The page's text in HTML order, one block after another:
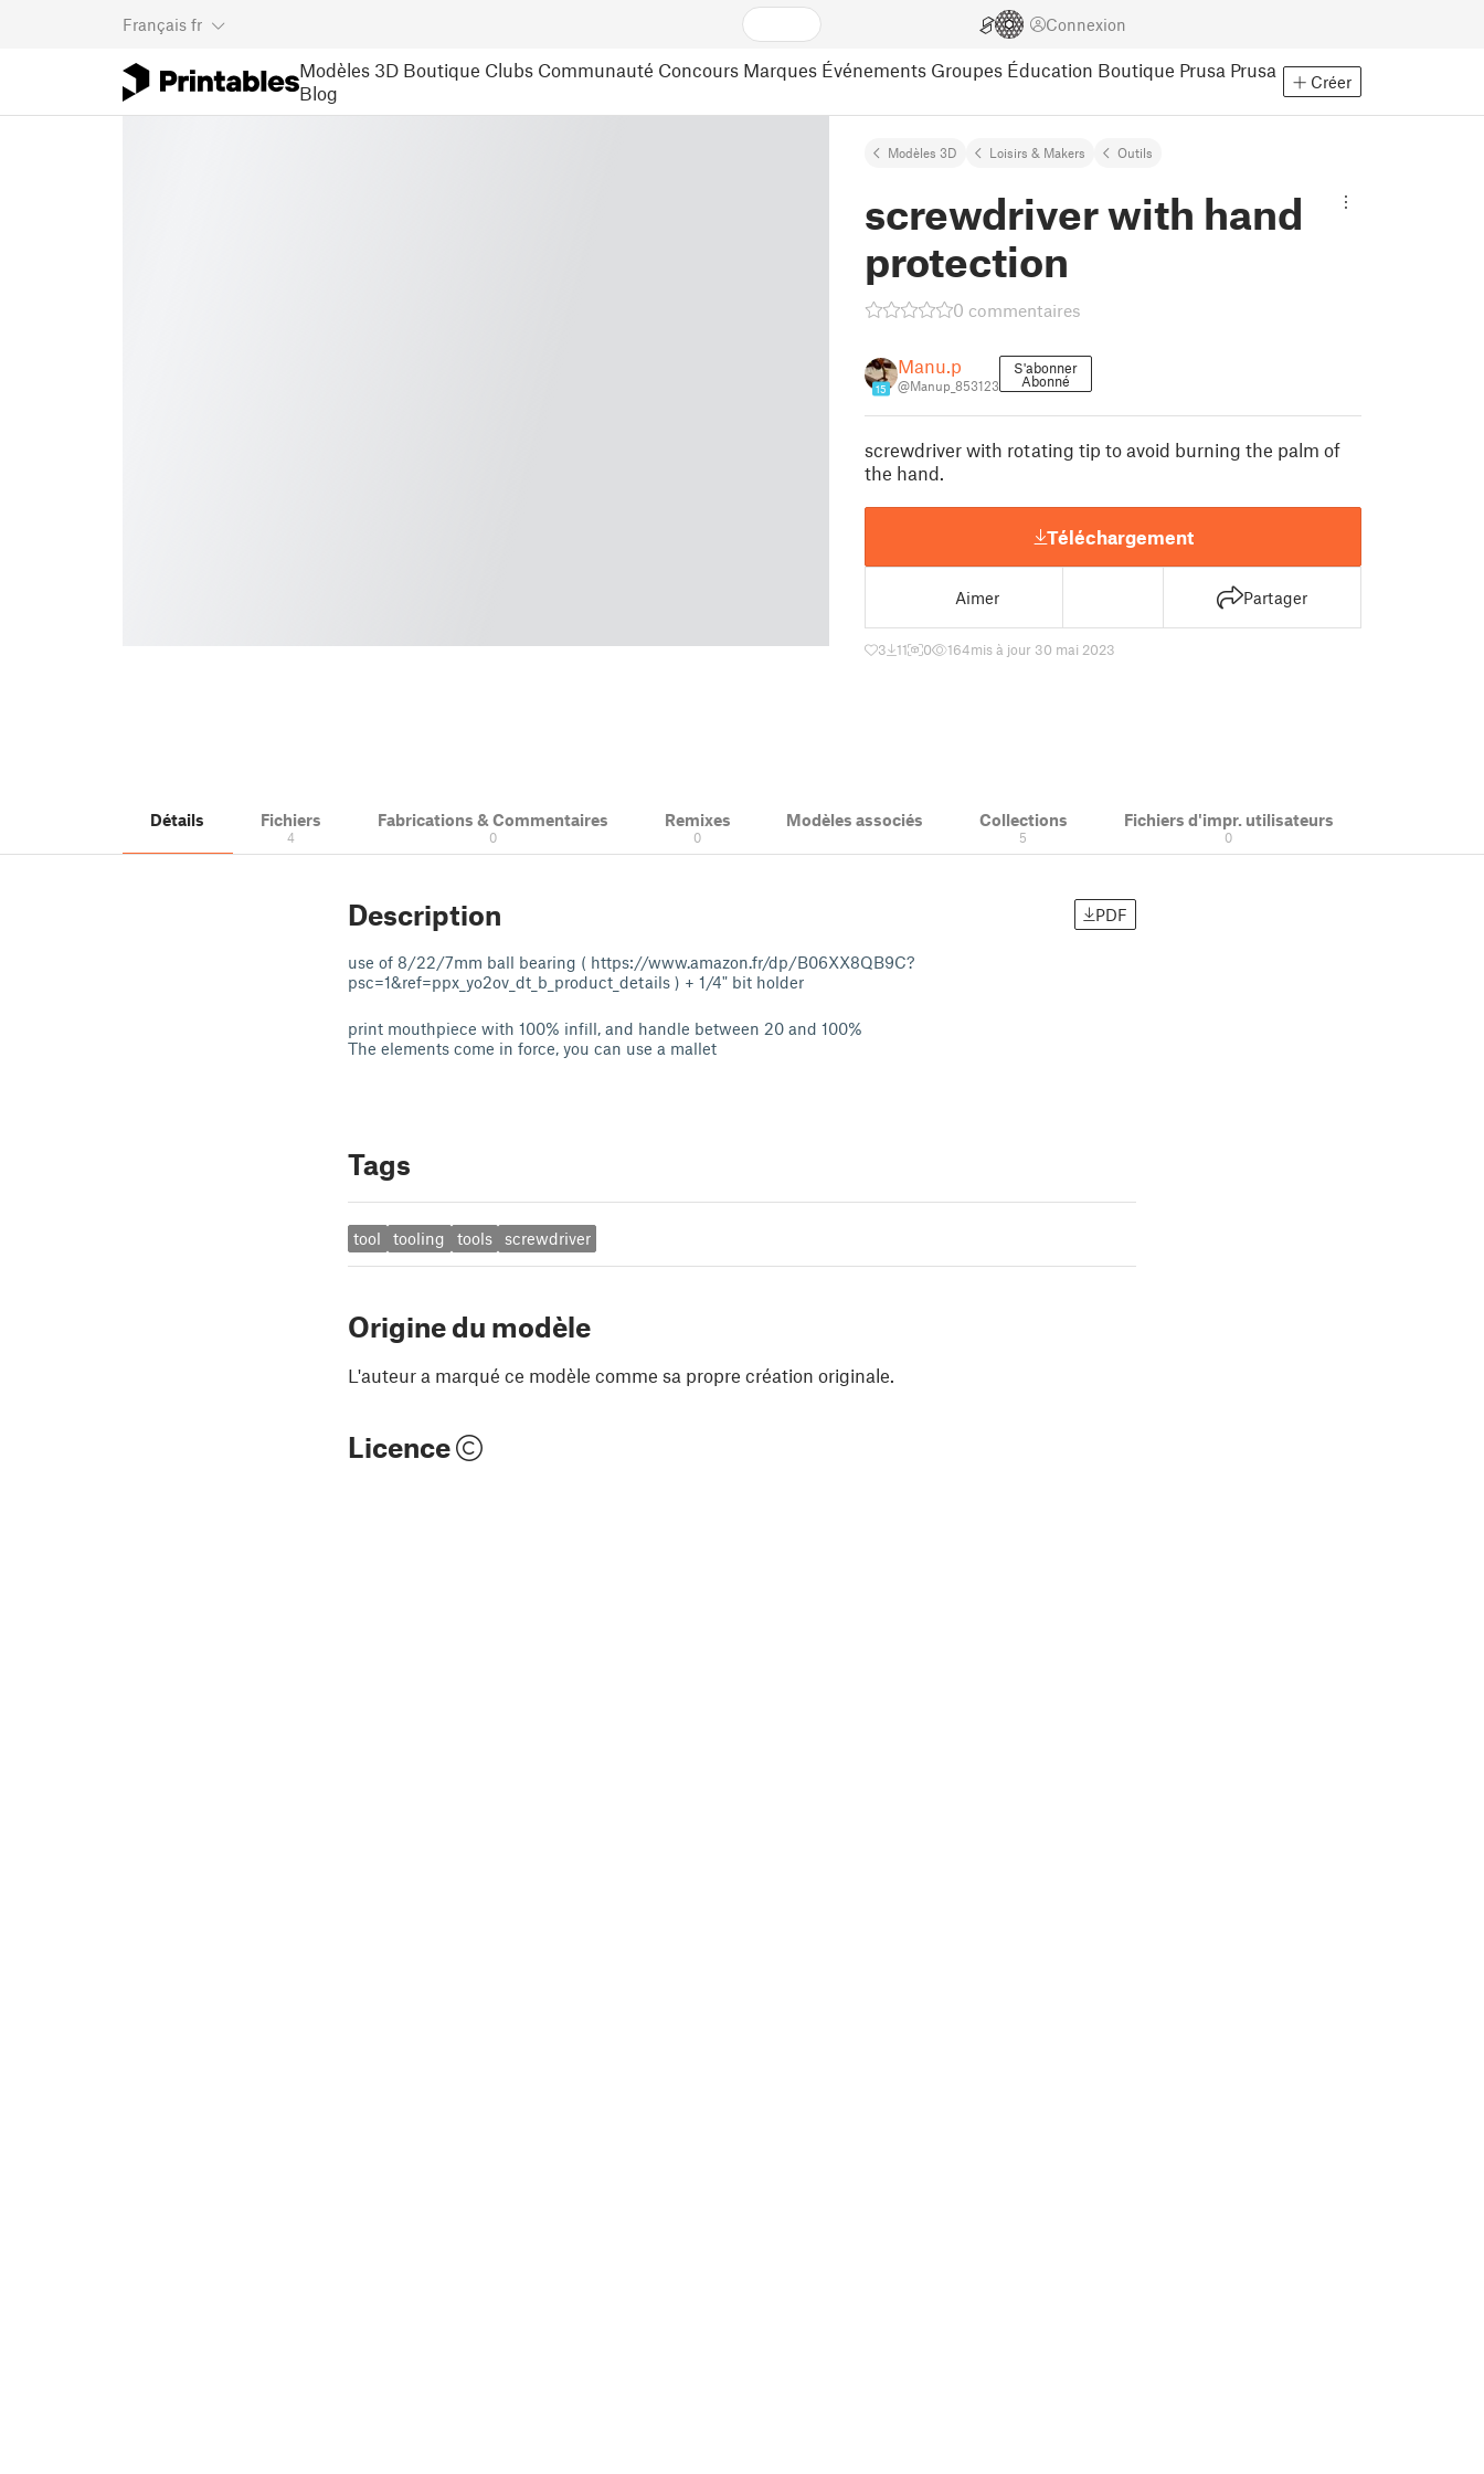
Français fr Connexion
Modèles 3D Boutique Clubs Communauté Concours Marques Événements Groupes Éducation Boutique Prusa Prusa
Blog
Créer
Modèles 3D Loisirs & Makers Outils
screwdriver with hand
protection
0 commentaires
15
Manu.p
@Manup_853123
S'abonner
Abonné
screwdriver with rotating tip to avoid burning the palm of
the hand.
Téléchargement
Aimer Partager
3 11 0 164mis à jour 30 mai 2023
Détails Fichiers
4
Fabrications & Commentaires
0
Remixes
0
Modèles associés Collections
5
Fichiers d'impr. utilisateurs
0
Description PDF
use of 8/22/7mm ball bearing ( https://www.amazon.fr/dp/B06XX8QB9C?
psc=1&ref=ppx_yo2ov_dt_b_product_details ) + 1/4" bit holder
print mouthpiece with 100% infill, and handle between 20 and 100%
The elements come in force, you can use a mallet
Tags
tool tooling tools screwdriver
Origine du modèle
L'auteur a marqué ce modèle comme sa propre création originale.
Licence